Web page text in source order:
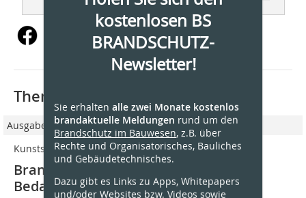
kostenlosen BS
BRANDSCHUTZ-
Newsletter!
Sie erhalten alle zwei Monate kostenlos
brandaktuelle Meldungen rund um den
Brandschutz im Bauwesen, z.B. über
Rechte und Organisatorisches, Bauliches
und Gebäudetechnisches.
Dazu gibt es Links zu Apps, Whitepapers
und/oder Websites bzw. Videos sowie
Thematisch passende Artikel:
Ausgabe 02/2023
Kunststofftanks zur Nachrüstung
Brandlastermittlung wies weiteren
Bedarf für Löschwasser aus